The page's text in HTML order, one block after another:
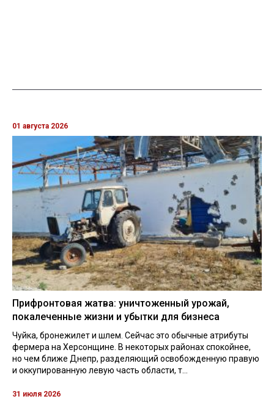
01 августа 2026
Прифронтовая жатва: уничтоженный урожай,
покалеченные жизни и убытки для бизнеса
Чуйка, бронежилет и шлем. Сейчас это обычные атрибуты
фермера на Херсонщине. В некоторых районах спокойнее,
но чем ближе Днепр, разделяющий освобожденную правую
и оккупированную левую часть области, т...
31 июля 2026